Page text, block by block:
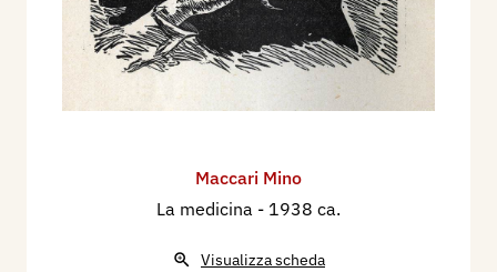
Maccari Mino
La medicina - 1938 ca.
Visualizza scheda